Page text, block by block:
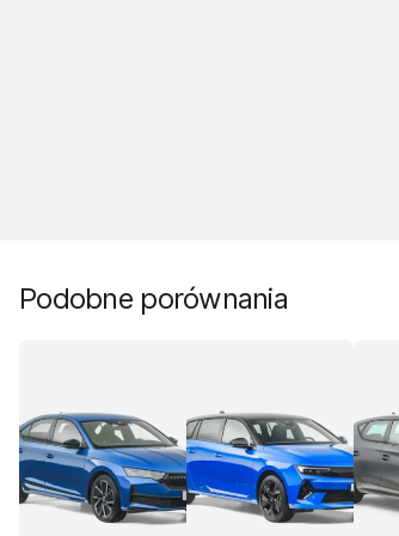
Podobne porównania